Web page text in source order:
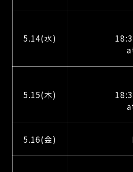
5.14(水)
5.15(木)
5.16(金)